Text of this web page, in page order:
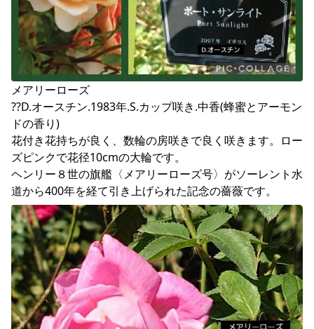
メアリーローズ
??D.オースチン.1983年.S.カップ咲き.中香(蜂蜜とアーモン
ドの香り)
花付き花持ちが良く、数輪の房咲きで良く咲きます。ロー
ズピンクで花径10cmの大輪です。
ヘンリー８世の旗艦〈メアリーローズ号〉がソーレント水
道から400年を経て引き上げられた記念の薔薇です。